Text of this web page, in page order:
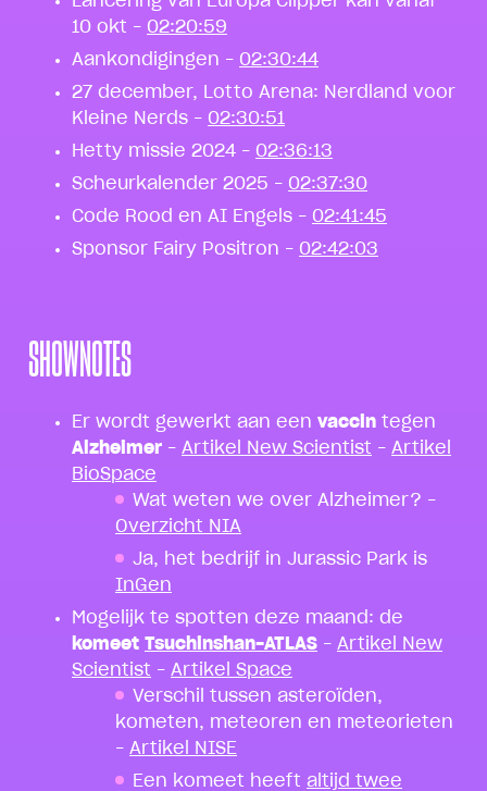
10 okt – 02:20:59
Aankondigingen – 02:30:44
27 december, Lotto Arena: Nerdland voor
Kleine Nerds – 02:30:51
Hetty missie 2024 – 02:36:13
Scheurkalender 2025 – 02:37:30
Code Rood en AI Engels – 02:41:45
Sponsor Fairy Positron – 02:42:03
SHOWNOTES
Er wordt gewerkt aan een vaccin tegen
Alzheimer – Artikel New Scientist – Artikel
BioSpace
Wat weten we over Alzheimer? –
Overzicht NIA
Ja, het bedrijf in Jurassic Park is
InGen
Mogelijk te spotten deze maand: de
komeet Tsuchinshan-ATLAS – Artikel New
Scientist – Artikel Space
Verschil tussen asteroïden,
kometen, meteoren en meteorieten
– Artikel NISE
Een komeet heeft altijd twee